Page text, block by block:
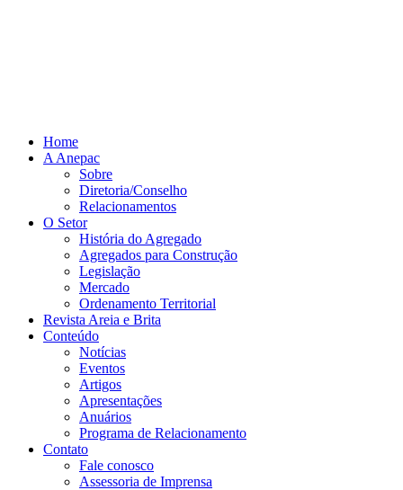
Home
A Anepac
Sobre
Diretoria/Conselho
Relacionamentos
O Setor
História do Agregado
Agregados para Construção
Legislação
Mercado
Ordenamento Territorial
Revista Areia e Brita
Conteúdo
Notícias
Eventos
Artigos
Apresentações
Anuários
Programa de Relacionamento
Contato
Fale conosco
Assessoria de Imprensa